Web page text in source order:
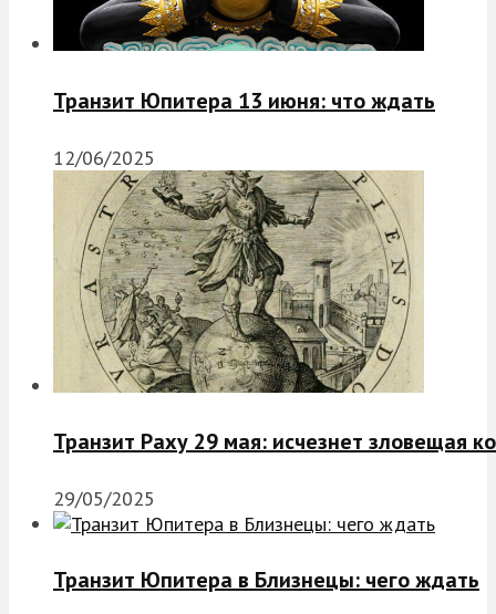
Транзит Юпитера 13 июня: что ждать
12/06/2025
Транзит Раху 29 мая: исчезнет зловещая
29/05/2025
Транзит Юпитера в Близнецы: чего ждать